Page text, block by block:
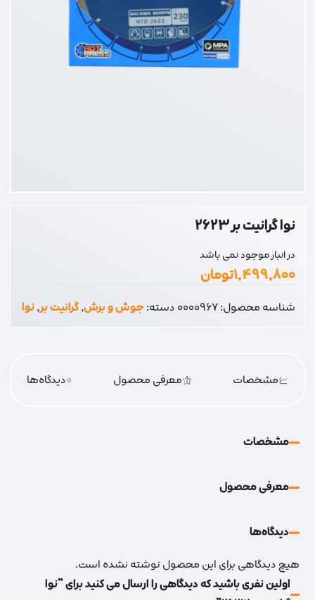
نوا گرانیت بر 2623
در انبار موجود نمی باشد
۱,۴۹۹,۸۰۰تومان
شناسه محصول:0000967دسته:جوش و برش,گرانیت بر,نوا
مشخصات معرفی محصول 0دیدگاه‌‌ها
مشخصات
معرفی محصول
دیدگاه‌‌ها
هیچ دیدگاهی برای این محصول نوشته نشده است.
اولین نفری باشید که دیدگاهی را ارسال می کنید برای “نوا